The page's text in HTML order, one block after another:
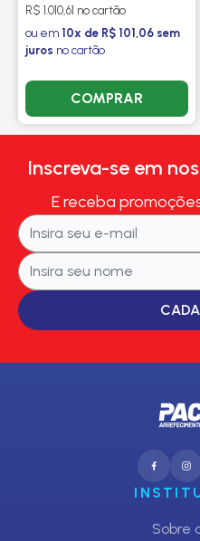
R$ 1.010,61 no cartão
ou em 10x de R$ 101,06 sem
juros no cartão
COMPRAR
Inscreva-se em
E receba
Sobre